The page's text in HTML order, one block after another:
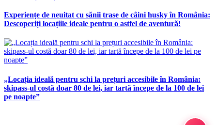
Experiențe de neuitat cu sănii trase de câini husky în România:
Descoperiți locațiile ideale pentru o astfel de aventură!
„Locația ideală pentru schi la prețuri accesibile în România:
skipass-ul costă doar 80 de lei, iar tartă începe de la 100 de lei
pe noapte”